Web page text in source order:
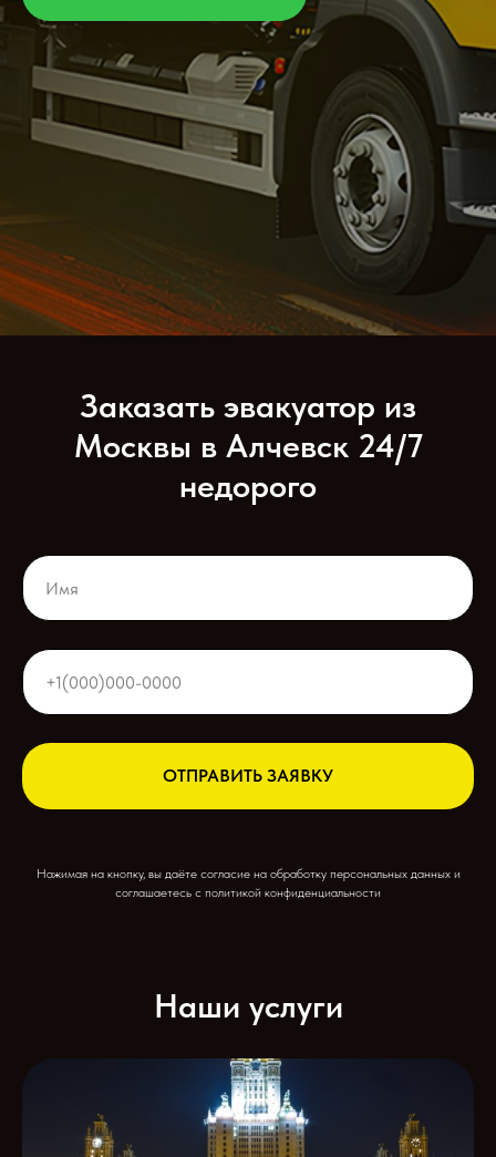
Заказать эвакуатор из
Москвы в Алчевск 24/7
недорого
ОТПРАВИТЬ ЗАЯВКУ
Нажимая на кнопку, вы даёте согласие на обработку персональных данных и
соглашаетесь c политикой конфиденциальности
Наши услуги